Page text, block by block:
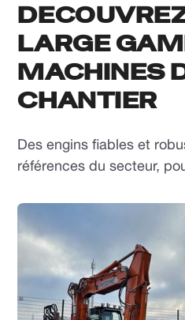
LARGE
MACHINES
CHANTIER
Des engins fiables et
références du secteur,